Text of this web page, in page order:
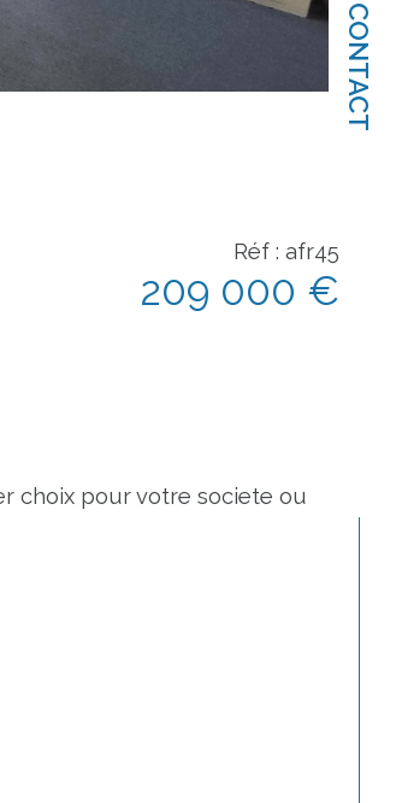
CONTACT
Réf : afr45
209 000 €
choix pour votre societe ou